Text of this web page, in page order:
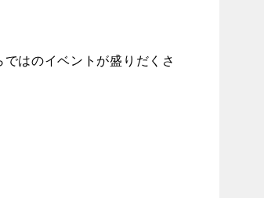
はのイベントが盛りだくさ